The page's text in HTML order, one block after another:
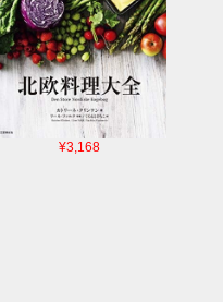
¥3,168